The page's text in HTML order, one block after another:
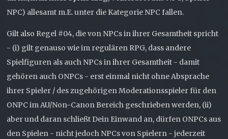
NPC) allesamt m.E. unter die Kategorie NPC fallen.
Gilt also Regel #04, die von NPCs in ihrer Gesamtheit spricht
- (i) gilt genauso wie im regulären RPG, dass andere
Spielfiguren als auch NPCs in ihrer Gesamtheit - damit
gehören auch ONPCs - erst einmal nicht ohne Absprache
ihrer Spieler / des zugehörigen Moderationsspieler für den
ONPC im AU/Non-Canon Bereich geschrieben werden, (ii)
aber und daran schließt Dein Einwand an, dürfen ONPCs aus
den Spielen - nicht jedoch NPCs von Spielern - jederzeit